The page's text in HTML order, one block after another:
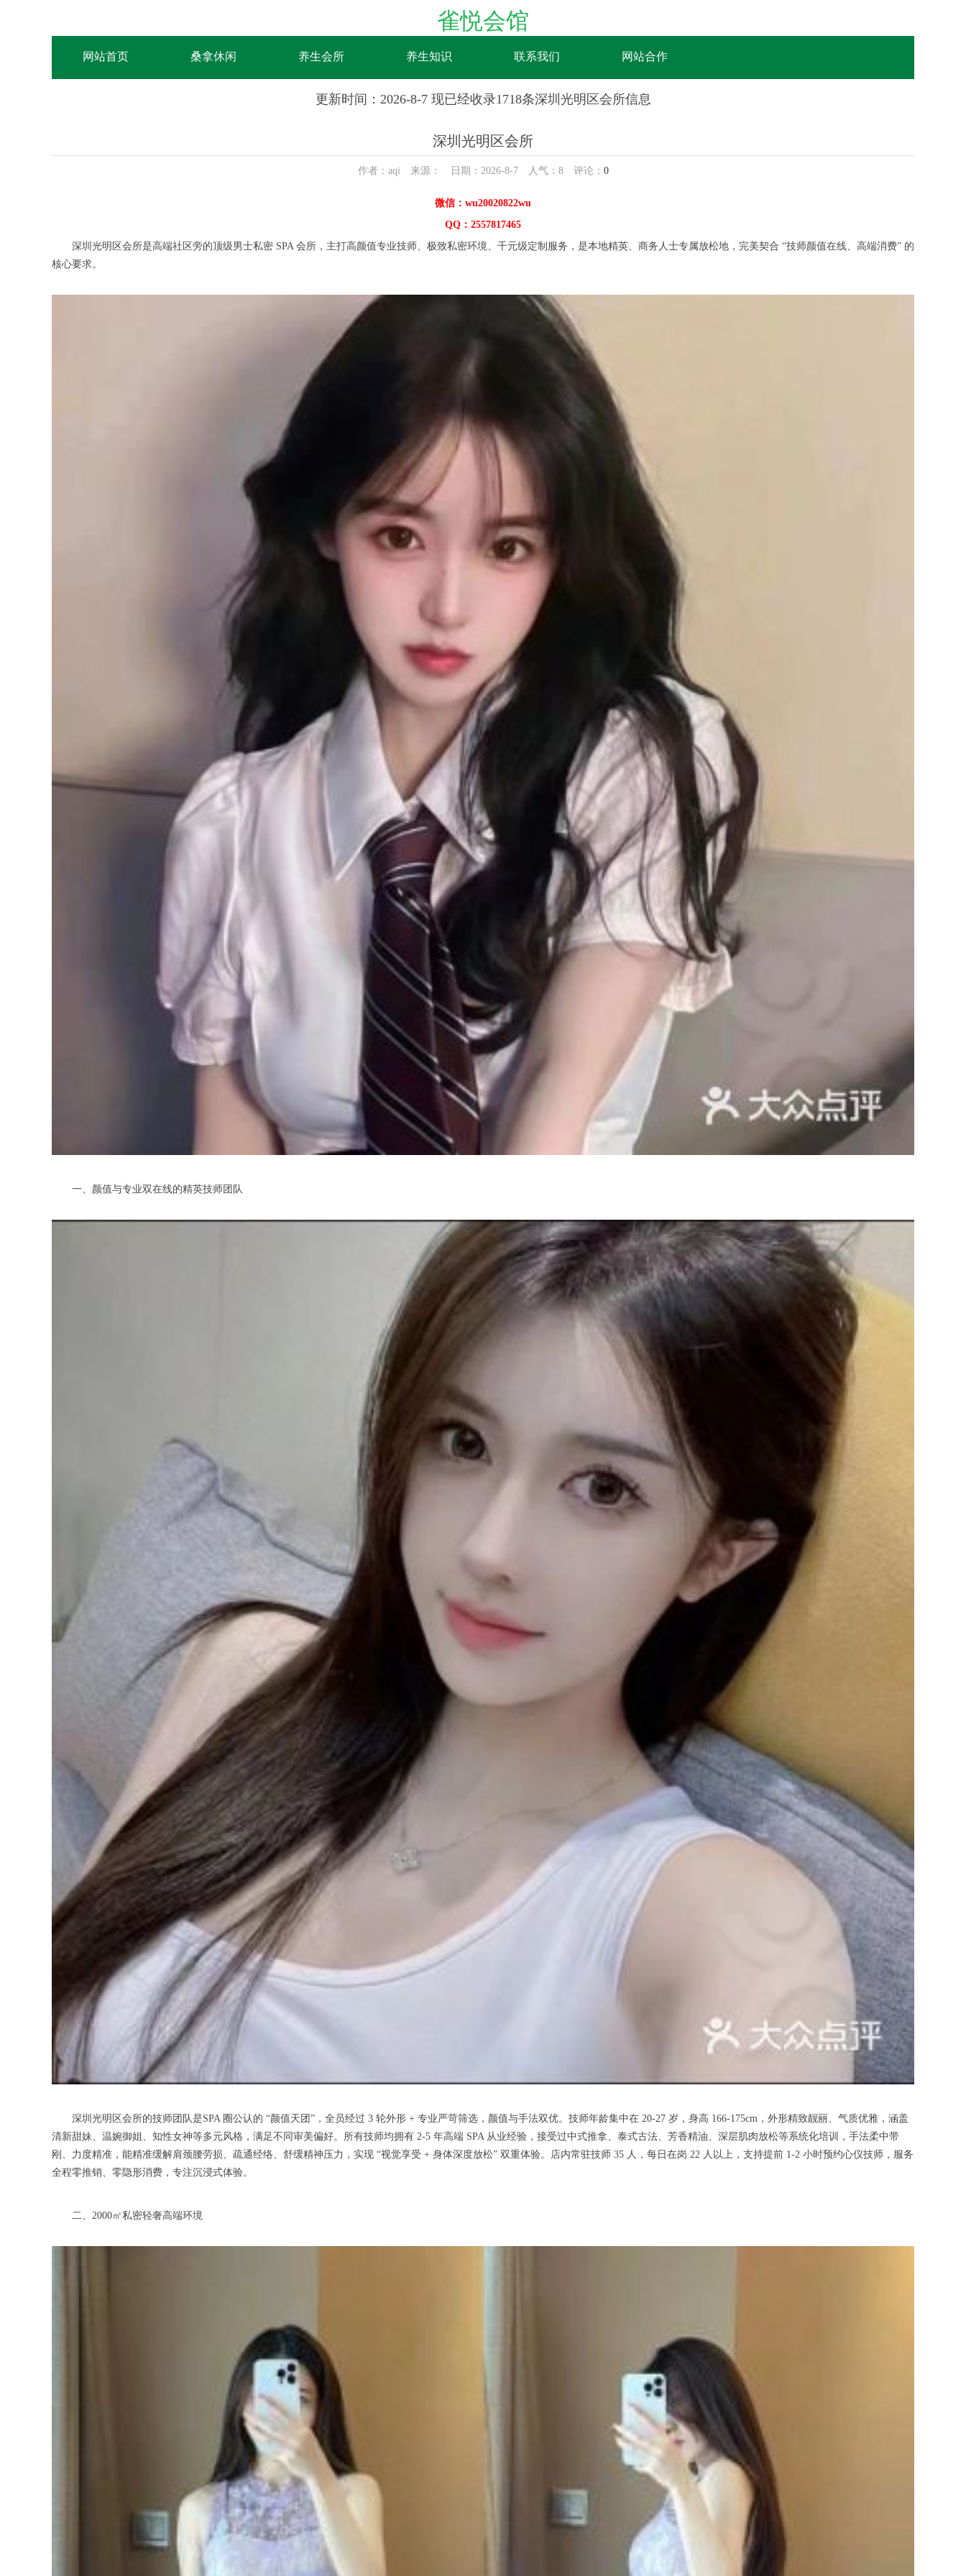
雀悦会馆
网站首页 桑拿休闲 养生会所 养生知识 联系我们 网站合作
更新时间：2026-8-7 现已经收录1718条深圳光明区会所信息
深圳光明区会所
作者：aqi 来源： 日期：2026-8-7 人气： 8评论： 0
微信：wu20020822wu
QQ：2557817465
深圳光明区会所是高端社区旁的顶级男士私密 SPA 会所，主打高颜值专业技师、极致私密环境、千元级定制服务，是本地精英、商务人士专属放松地，完美契合 “技师颜值在线、高端消费” 的
核心要求。
一、颜值与专业双在线的精英技师团队
深圳光明区会所的技师团队是SPA 圈公认的 “颜值天团”，全员经过 3 轮外形 + 专业严苛筛选，颜值与手法双优。技师年龄集中在 20-27 岁，身高 166-175cm，外形精致靓丽、气质优雅，涵盖
清新甜妹、温婉御姐、知性女神等多元风格，满足不同审美偏好。所有技师均拥有 2-5 年高端 SPA 从业经验，接受过中式推拿、泰式古法、芳香精油、深层肌肉放松等系统化培训，手法柔中带
刚、力度精准，能精准缓解肩颈腰劳损、疏通经络、舒缓精神压力，实现 “视觉享受 + 身体深度放松” 双重体验。店内常驻技师 35 人，每日在岗 22 人以上，支持提前 1-2 小时预约心仪技师，服务
全程零推销、零隐形消费，专注沉浸式体验。
二、2000㎡私密轻奢高端环境